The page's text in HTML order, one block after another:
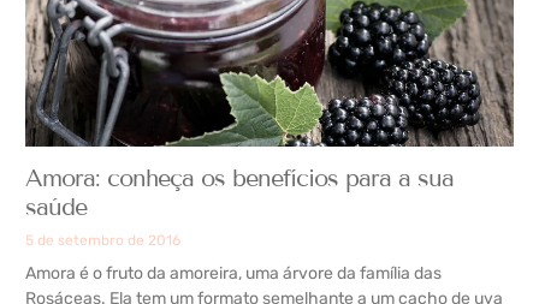
Amora: conheça os benefícios para a sua
saúde
5 de setembro de 2016
Amora é o fruto da amoreira, uma árvore da família das
Rosáceas. Ela tem um formato semelhante a um cacho de uva